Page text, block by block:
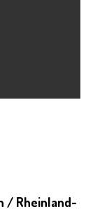
/ Rheinland-